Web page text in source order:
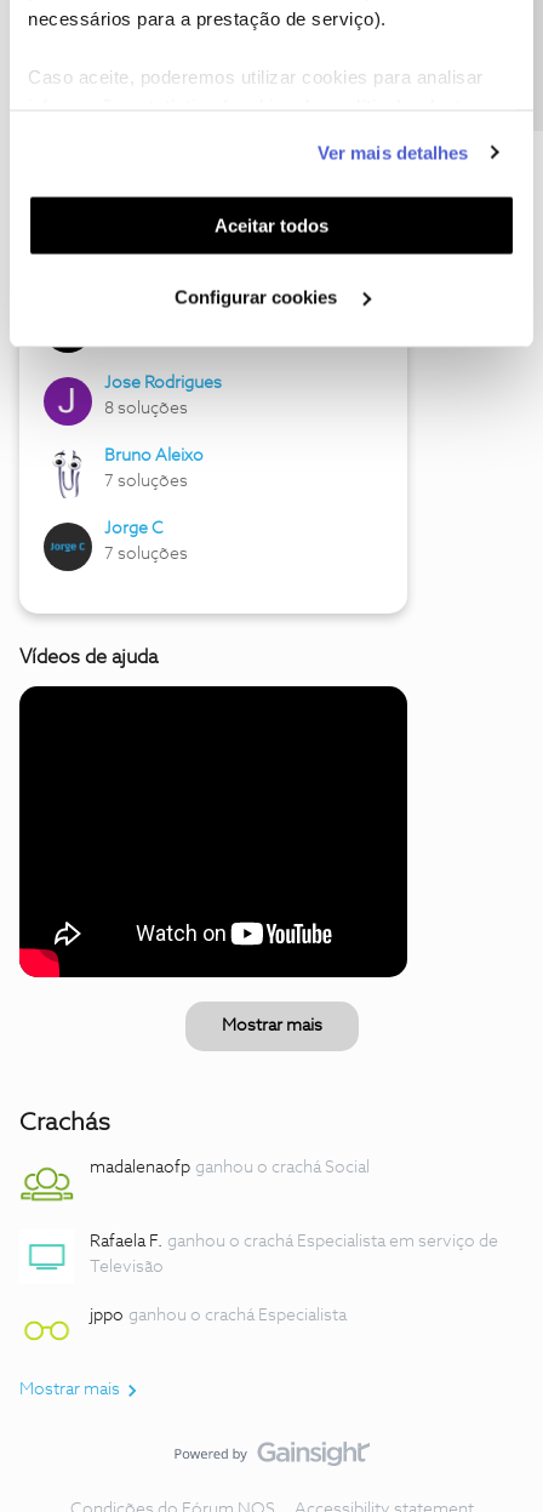
necessários para a prestação de serviço).
Caso aceite, poderemos utilizar cookies para analisar
funcionalidades (cookies de personalização e
funcionalidade) e adaptar anúncios aos seus interesses
(cookies de publicidade personalizada). Pode gerir a
utilização dos cookies clicando em "Configurar
Ver mais detalhes
Aceitar todos
Configurar cookies
Hall of Fame de junho
Jose Rodrigues
8 soluções
Bruno Aleixo
7 soluções
Jorge C
7 soluções
Vídeos de ajuda
Mostrar mais
Crachás
madalenaofp ganhou o crachá Social
Rafaela F. ganhou o crachá Especialista em serviço de
Televisão
jppo ganhou o crachá Especialista
Mostrar mais